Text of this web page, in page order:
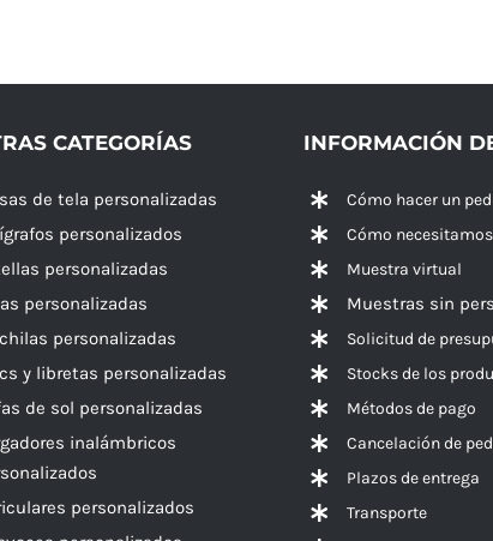
CATEGORÍAS
de tela personalizadas
personalizados
personalizadas
personalizadas
personalizadas
y libretas personalizadas
de sol personalizadas
inalámbricos
personalizados
INFORMACIÓN
Cómo hacer un
Cómo
Muestra virtual
Muestras sin
Solicitud de
Stocks de los
Métodos de pago
Cancelación de
Plazos de entrega
Transporte